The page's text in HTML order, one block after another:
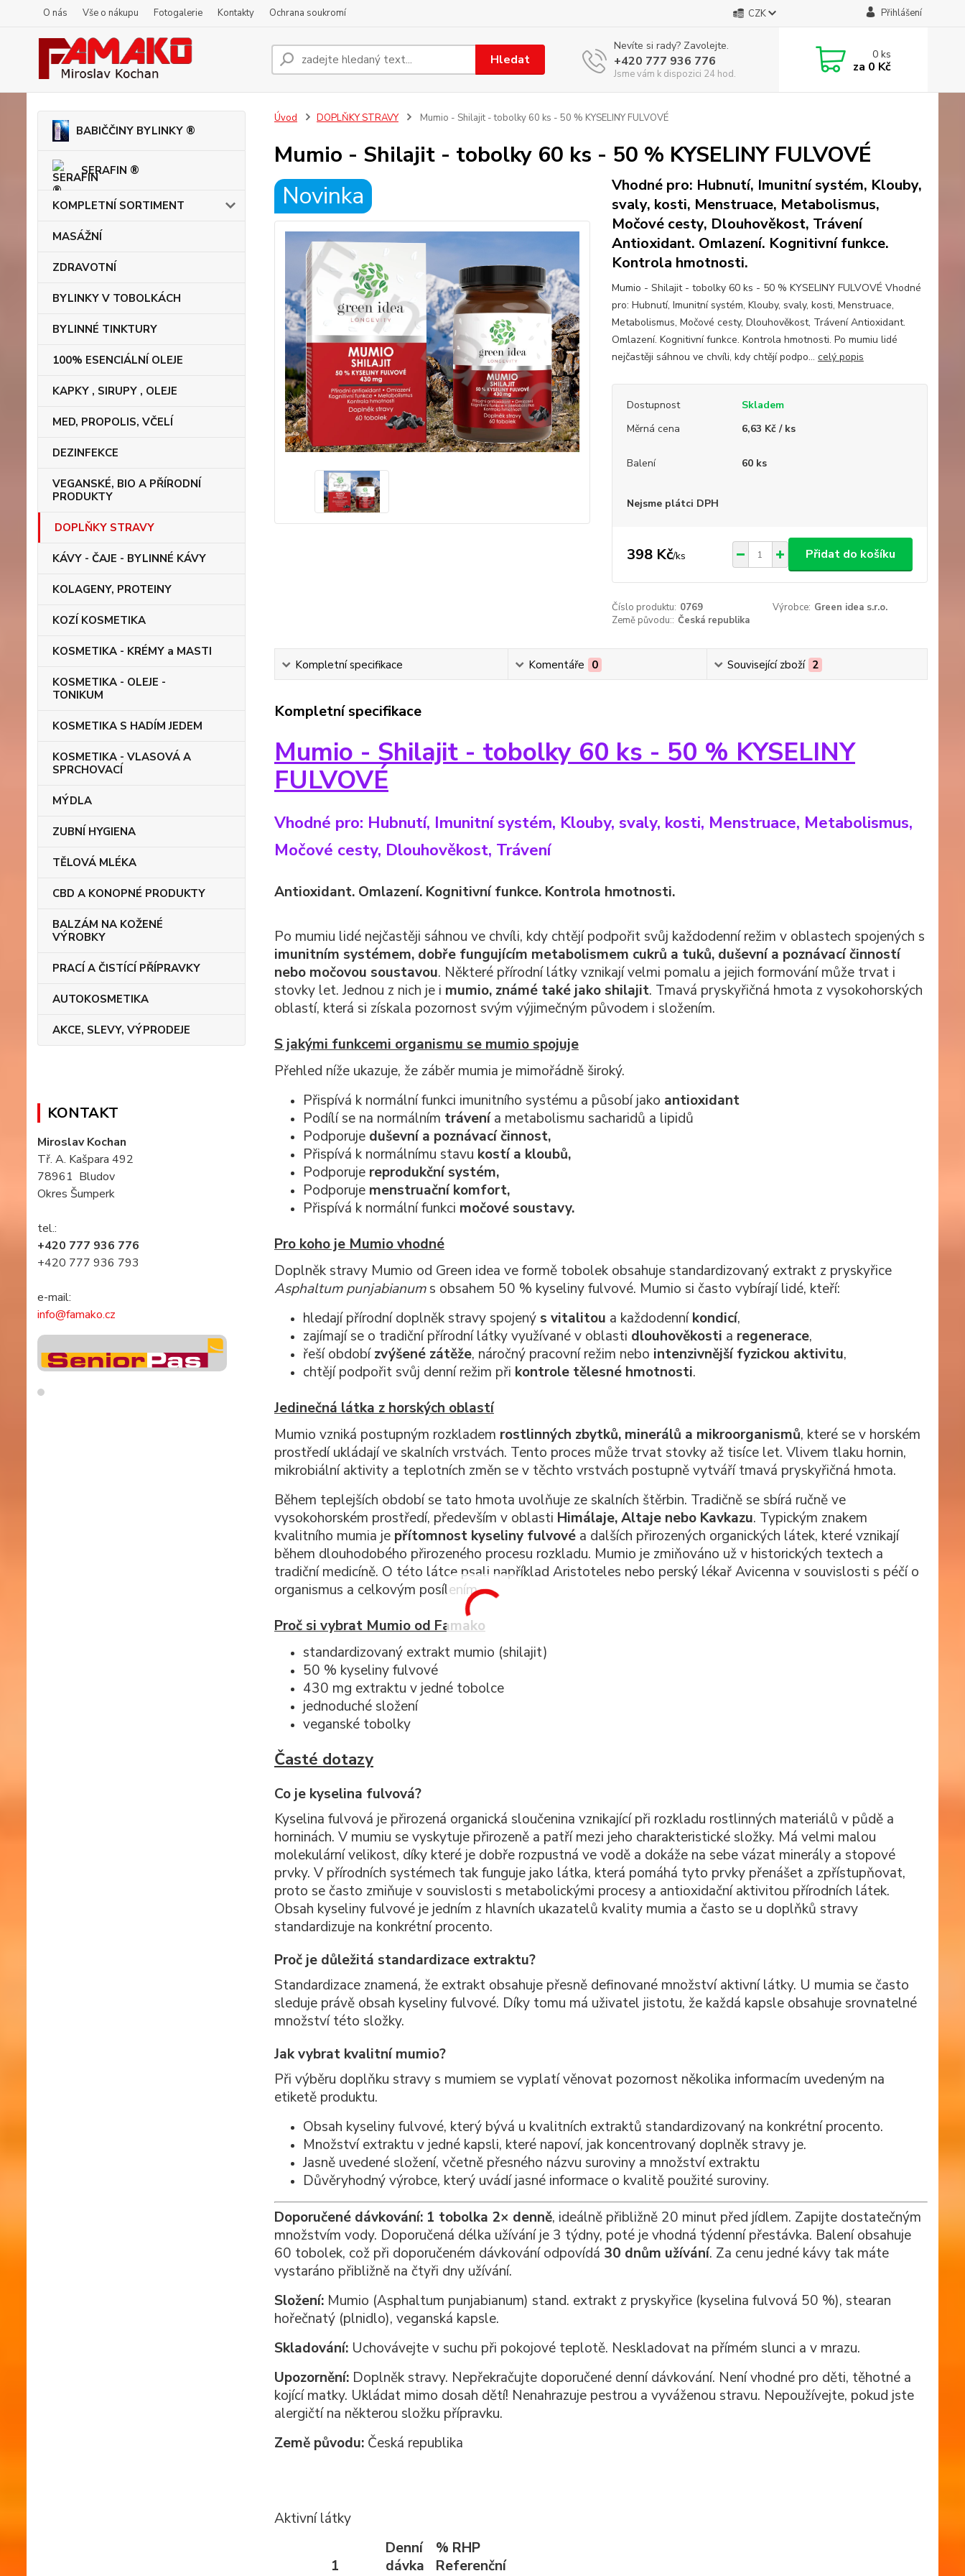
O nás Vše o nákupu Fotogalerie Kontakty Ochrana soukromí CZK Přihlášení
Hledat
Nevíte si rady? Zavolejte.
+420 777 936 776
Jsme vám k dispozici 24 hod.
0ks
za 0 Kč
BABIČČINY BYLINKY ®
SERAFIN ®
KOMPLETNÍ SORTIMENT
MASÁŽNÍ
ZDRAVOTNÍ
BYLINKY V TOBOLKÁCH
BYLINNÉ TINKTURY
100% ESENCIÁLNÍ OLEJE
KAPKY , SIRUPY , OLEJE
MED, PROPOLIS, VČELÍ
DEZINFEKCE
VEGANSKÉ, BIO A PŘÍRODNÍ
PRODUKTY
DOPLŇKY STRAVY
KÁVY - ČAJE - BYLINNÉ KÁVY
KOLAGENY, PROTEINY
KOZÍ KOSMETIKA
KOSMETIKA - KRÉMY a MASTI
KOSMETIKA - OLEJE -
TONIKUM
KOSMETIKA S HADÍM JEDEM
KOSMETIKA - VLASOVÁ A
SPRCHOVACÍ
MÝDLA
ZUBNÍ HYGIENA
TĚLOVÁ MLÉKA
CBD A KONOPNÉ PRODUKTY
BALZÁM NA KOŽENÉ
VÝROBKY
PRACÍ A ČISTÍCÍ PŘÍPRAVKY
AUTOKOSMETIKA
AKCE, SLEVY, VÝPRODEJE
KONTAKT
Miroslav Kochan
Tř. A. Kašpara 492
78961 Bludov
Okres Šumperk
tel.:
+420 777 936 776
+420 777 936 793
e-mail:
info@famako.cz
Úvod DOPLŇKY STRAVY Mumio - Shilajit - tobolky 60 ks - 50 % KYSELINY FULVOVÉ
Mumio - Shilajit - tobolky 60 ks - 50 % KYSELINY FULVOVÉ
Novinka
Vhodné pro: Hubnutí, Imunitní systém, Klouby,
svaly, kosti, Menstruace, Metabolismus,
Močové cesty, Dlouhověkost, Trávení
Antioxidant. Omlazení. Kognitivní funkce.
Kontrola hmotnosti.
Mumio - Shilajit - tobolky 60 ks - 50 % KYSELINY FULVOVÉ Vhodné
pro: Hubnutí, Imunitní systém, Klouby, svaly, kosti, Menstruace,
Metabolismus, Močové cesty, Dlouhověkost, Trávení Antioxidant.
Omlazení. Kognitivní funkce. Kontrola hmotnosti. Po mumiu lidé
nejčastěji sáhnou ve chvíli, kdy chtějí podpo... celý popis
Dostupnost
Skladem
Měrná cena
6,63 Kč / ks
Balení 60 ks
Nejsme plátci DPH
398 Kč/ks Přidat do košíku
Číslo produktu: 0769 Výrobce: Green idea s.r.o.
Země původu:: Česká republika
Kompletní specifikace Komentáře 0 Související zboží 2
Kompletní specifikace
Mumio - Shilajit - tobolky 60 ks - 50 % KYSELINY
FULVOVÉ
Vhodné pro: Hubnutí, Imunitní systém, Klouby, svaly, kosti, Menstruace, Metabolismus,
Močové cesty, Dlouhověkost, Trávení
Antioxidant. Omlazení. Kognitivní funkce. Kontrola hmotnosti.
Po mumiu lidé nejčastěji sáhnou ve chvíli, kdy chtějí podpořit svůj každodenní režim v oblastech spojených s
imunitním systémem, dobře fungujícím metabolismem cukrů a tuků, duševní a poznávací činností
nebo močovou soustavou. Některé přírodní látky vznikají velmi pomalu a jejich formování může trvat i
stovky let. Jednou z nich je i mumio, známé také jako shilajit. Tmavá pryskyřičná hmota z vysokohorských
oblastí, která si získala pozornost svým výjimečným původem i složením.
S jakými funkcemi organismu se mumio spojuje
Přehled níže ukazuje, že záběr mumia je mimořádně široký.
Přispívá k normální funkci imunitního systému a působí jako antioxidant
Podílí se na normálním trávenía metabolismu sacharidů a lipidů
Podporuje duševní a poznávací činnost,
Přispívá k normálnímu stavu kostí a kloubů,
Podporuje reprodukční systém,
Podporujemenstruační komfort,
Přispívá k normální funkci močové soustavy.
Pro koho je Mumio vhodné
Doplněk stravy Mumio od Green idea ve formě tobolek obsahuje standardizovaný extrakt z pryskyřice
Asphaltum punjabianums obsahem 50 % kyseliny fulvové. Mumio si často vybírají lidé, kteří:
hledají přírodní doplněk stravy spojený s vitalitou a každodenníkondicí,
zajímají se o tradiční přírodní látky využívané v oblasti dlouhověkosti a regenerace,
řeší obdobízvýšené zátěže, náročný pracovní režim nebo intenzivnější fyzickou aktivitu,
chtějí podpořit svůj denní režim při kontrole tělesné hmotnosti.
Jedinečná látka z horských oblastí
Mumio vzniká postupným rozkladem rostlinných zbytků, minerálů a mikroorganismů, které se v horském
prostředí ukládají ve skalních vrstvách. Tento proces může trvat stovky až tisíce let. Vlivem tlaku hornin,
mikrobiální aktivity a teplotních změn se v těchto vrstvách postupně vytváří tmavá pryskyřičná hmota.
Během teplejších období se tato hmota uvolňuje ze skalních štěrbin. Tradičně se sbírá ručně ve
vysokohorském prostředí, především v oblasti Himálaje, Altaje nebo Kavkazu. Typickým znakem
kvalitního mumia je přítomnost kyseliny fulvovéa dalších přirozených organických látek, které vznikají
během dlouhodobého přirozeného procesu rozkladu. Mumio je zmiňováno už v historických textech a
tradiční medicíně. O této látce psali například Aristoteles nebo perský lékař Avicenna v souvislosti s péčí o
organismus a celkovým posílením.
Proč si vybrat Mumio od Famako
standardizovaný extrakt mumio (shilajit)
50 % kyseliny fulvové
430 mg extraktu v jedné tobolce
jednoduché složení
veganské tobolky
Časté dotazy
Co je kyselina fulvová?
Kyselina fulvová je přirozená organická sloučenina vznikající při rozkladu rostlinných materiálů v půdě a
horninách. V mumiu se vyskytuje přirozeně a patří mezi jeho charakteristické složky. Má velmi malou
molekulární velikost, díky které je dobře rozpustná ve vodě a dokáže na sebe vázat minerály a stopové
prvky. V přírodních systémech tak funguje jako látka, která pomáhá tyto prvky přenášet a zpřístupňovat,
proto se často zmiňuje v souvislosti s metabolickými procesy a antioxidační aktivitou přírodních látek.
Obsah kyseliny fulvové je jedním z hlavních ukazatelů kvality mumia a často se u doplňků stravy
standardizuje na konkrétní procento.
Proč je důležitá standardizace extraktu?
Standardizace znamená, že extrakt obsahuje přesně definované množství aktivní látky. U mumia se často
sleduje právě obsah kyseliny fulvové. Díky tomu má uživatel jistotu, že každá kapsle obsahuje srovnatelné
množství této složky.
Jak vybrat kvalitní mumio?
Při výběru doplňku stravy s mumiem se vyplatí věnovat pozornost několika informacím uvedeným na
etiketě produktu.
Obsah kyseliny fulvové, který bývá u kvalitních extraktů standardizovaný na konkrétní procento.
Množství extraktu v jedné kapsli, které napoví, jak koncentrovaný doplněk stravy je.
Jasně uvedené složení, včetně přesného názvu suroviny a množství extraktu
Důvěryhodný výrobce, který uvádí jasné informace o kvalitě použité suroviny.
Doporučené dávkování: 1 tobolka 2× denně, ideálně přibližně 20 minut před jídlem. Zapijte dostatečným
množstvím vody. Doporučená délka užívání je 3 týdny, poté je vhodná týdenní přestávka. Balení obsahuje
60 tobolek, což při doporučeném dávkování odpovídá 30 dnům užívání. Za cenu jedné kávy tak máte
vystaráno přibližně na čtyři dny užívání.
Složení: Mumio (Asphaltum punjabianum) stand. extrakt z pryskyřice (kyselina fulvová 50 %), stearan
hořečnatý (plnidlo), veganská kapsle.
Skladování: Uchovávejte v suchu při pokojové teplotě. Neskladovat na přímém slunci a v mrazu.
Upozornění:Doplněk stravy. Nepřekračujte doporučené denní dávkování. Není vhodné pro děti, těhotné a
kojící matky. Ukládat mimo dosah dětí! Nenahrazuje pestrou a vyváženou stravu. Nepoužívejte, pokud jste
alergičtí na některou složku přípravku.
Země původu:Česká republika
Aktivní látky
1
Denní
dávka
% RHP
Referenční